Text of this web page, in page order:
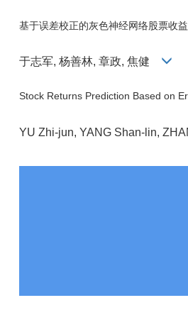
基于误差校正的灰色神经网络股票收
于志军, 杨善林, 章政, 焦健
Stock Returns Prediction Based on
YU Zhi-jun, YANG Shan-lin,